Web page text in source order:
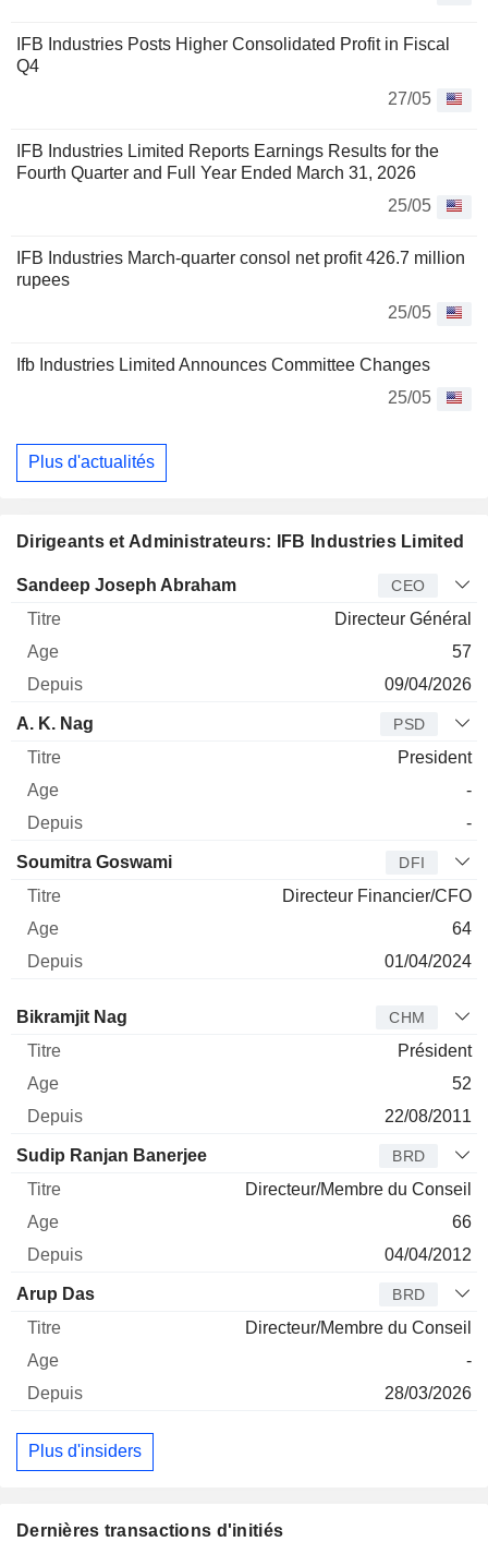
IFB Industries Posts Higher Consolidated Profit in Fiscal
Q4
27/05
IFB Industries Limited Reports Earnings Results for the
Fourth Quarter and Full Year Ended March 31, 2026
25/05
IFB Industries March-quarter consol net profit 426.7 million
rupees
25/05
Ifb Industries Limited Announces Committee Changes
25/05
Plus d'actualités
Dirigeants et Administrateurs: IFB Industries Limited
Dirigeant Titre Age Depuis
Sandeep Joseph Abraham CEO
Directeur Général
57
09/04/2026
A. K. Nag PSD
President
-
-
Soumitra Goswami DFI
Directeur Financier/CFO
64
01/04/2024
Administrateur
Bikramjit Nag CHM
Président
52
22/08/2011
Sudip Ranjan Banerjee BRD
Directeur/Membre du Conseil
66
04/04/2012
Arup Das BRD
Directeur/Membre du Conseil
-
28/03/2026
Plus d'insiders
Dernières transactions d'initiés